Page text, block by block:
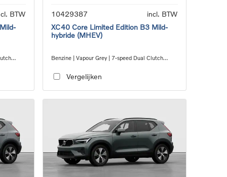
BTW
10429387
incl. BTW
XC40 Core Limited Edition B3 Mild-
hybride (MHEV)
Benzine | Vapour Grey | 7-speed Dual Clutch
Vergelijken